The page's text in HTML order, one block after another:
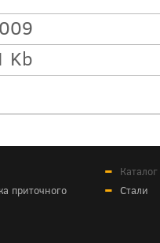
Kb
приточного
Стали